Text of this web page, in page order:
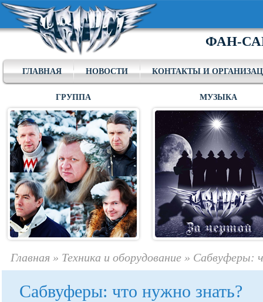
ФАН-
ГЛАВНАЯ НОВОСТИ КОНТАКТЫ И
ГРУППА МУЗЫКА
Главная » Техника и оборудование » Сабвуферы:
Сабвуферы: что нужно знать?